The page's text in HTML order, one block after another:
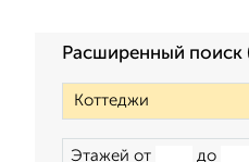
Расширенный поиск
Этажей от до